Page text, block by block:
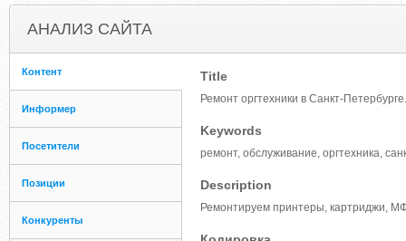
АНАЛИЗ САЙТА
Контент
Информер
Посетители
Позиции
Конкуренты
Title
Ремонт оргтехники в Санкт-
Keywords
ремонт, обслуживание, оргтехника,
Description
Ремонтируем принтеры, картриджи,